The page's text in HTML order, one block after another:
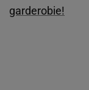
garderobie!